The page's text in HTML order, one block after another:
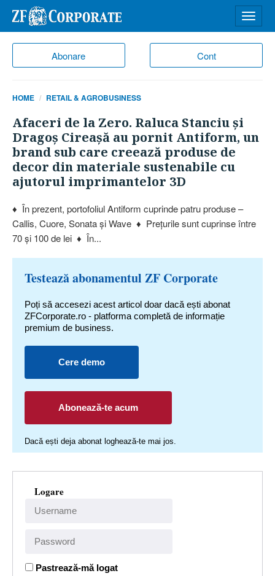
Abonare Cont
meniu
HOME RETAIL & AGROBUSINESS
Afaceri de la Zero. Raluca Stanciu şi
Dragoş Cireaşă au pornit Antiform, un
brand sub care creează produse de
decor din materiale sustenabile cu
ajutorul imprimantelor 3D
♦ În prezent, portofoliul Antiform cuprinde patru produse –
Callis, Cuore, Sonata şi Wave ♦ Preţurile sunt cuprinse între
70 şi 100 de lei ♦ În...
Testează abonamentul ZF Corporate
Poți să accesezi acest articol doar dacă ești abonat
ZFCorporate.ro - platforma completă de informație
premium de business.
Cere demo
Abonează-te acum
Dacă ești deja abonat loghează-te mai jos.
Logare
Pastrează-mă logat